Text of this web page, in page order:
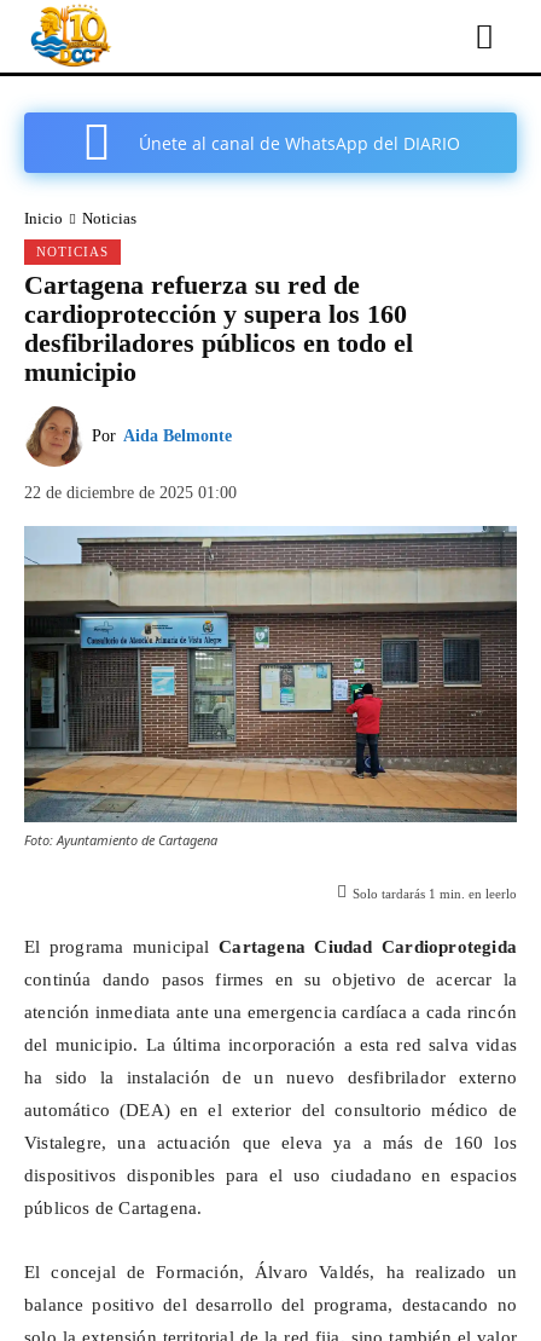
Únete al canal de WhatsApp del DIARIO
Inicio Noticias
NOTICIAS
Cartagena refuerza su red de
cardioprotección y supera los 160
desfibriladores públicos en todo el
municipio
Por Aida Belmonte
22 de diciembre de 2025 01:00
Foto: Ayuntamiento de Cartagena
Solo tardarás 1 min. en leerlo
El programa municipalCartagena Ciudad Cardioprotegida
continúa dando pasos firmes en su objetivo de acercar la
atención inmediata ante una emergencia cardíaca a cada rincón
del municipio. La última incorporación a esta red salva vidas
ha sido la instalación de un nuevo desfibrilador externo
automático (DEA) en el exterior del consultorio médico de
Vistalegre, una actuación que eleva ya a más de 160 los
dispositivos disponibles para el uso ciudadano en espacios
públicos de Cartagena.
El concejal de Formación, Álvaro Valdés, ha realizado un
balance positivo del desarrollo del programa, destacando no